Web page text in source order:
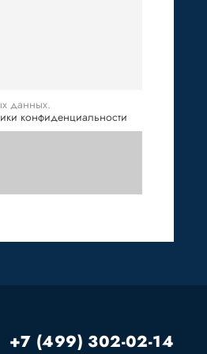
данных.
конфиденциальности
+7 (499) 302-02-14